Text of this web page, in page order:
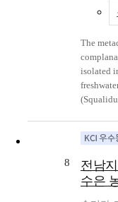
The
isolated
with
fish were
8
전남
수은